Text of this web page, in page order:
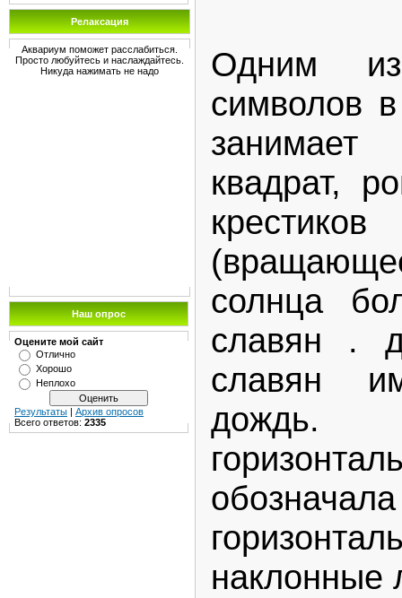
Релаксация
Аквариум поможет расслабиться.
Просто любуйтесь и наслаждайтесь.
Никуда нажимать не надо
Наш опрос
Оцените мой сайт
Отлично
Хорошо
Неплохо
Результаты | Архив опросов
Всего ответов: 2335
Одним из
символов
квадрат,
солнца
славян .
славян
наклонные